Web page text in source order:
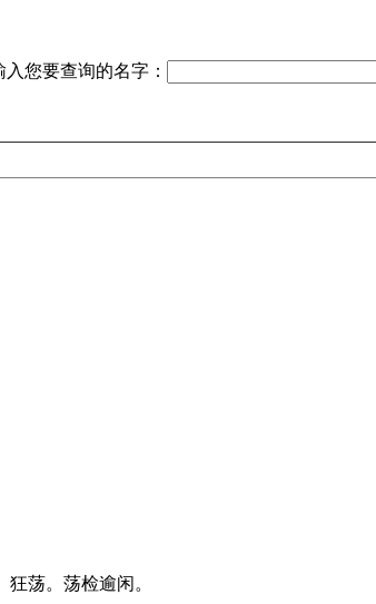
入您要查询的名字：
荡。荡检逾闲。